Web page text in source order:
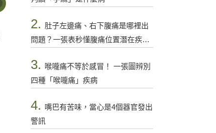
2. 肚子左邊痛、右下腹痛是哪裡出
問題？一張表秒懂腹痛位置潛在疾病
3.
喉嚨痛不等於感冒！ 一張圖辨別
四種「喉嚨痛」疾病
4. 嘴巴有苦味，當心是4個器官發出
警訊